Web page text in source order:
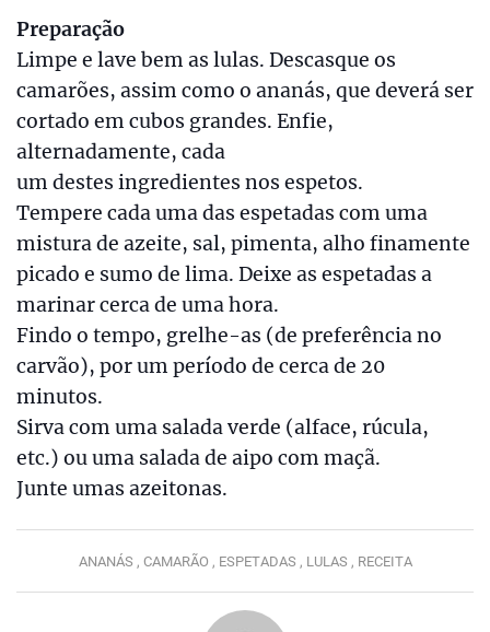
Preparação
Limpe e lave bem as lulas. Descasque os
camarões, assim como o ananás, que deverá ser
cortado em cubos grandes. Enfie,
alternadamente, cada
um destes ingredientes nos espetos.
Tempere cada uma das espetadas com uma
mistura de azeite, sal, pimenta, alho finamente
picado e sumo de lima. Deixe as espetadas a
marinar cerca de uma hora.
Findo o tempo, grelhe-as (de preferência no
carvão), por um período de cerca de 20
minutos.
Sirva com uma salada verde (alface, rúcula,
etc.) ou uma salada de aipo com maçã.
Junte umas azeitonas.
ANANÁS , CAMARÃO , ESPETADAS , LULAS , RECEITA